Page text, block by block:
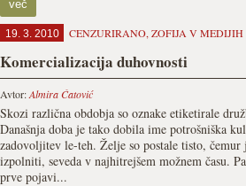
več
19. 3. 2010 CENZURIRANO, ZOFIJA V MEDIJIH
Komercializacija duhovnosti
Avtor:Almira Ćatović
Skozi različna obdobja so oznake etiketirale
Današnja doba je tako dobila ime potrošniška
zadovoljitev le-teh. Želje so postale tisto,
izpolniti, seveda v najhitrejšem možnem času.
prve pojavi...